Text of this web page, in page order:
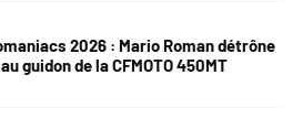
2026 : Mario Roman détrône
guidon de la CFMOTO 450MT